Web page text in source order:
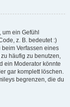
ein Gefühl
z. B. bedeutet :)
Verfassen eines
häufig zu benutzen,
ein Moderator könnte
gar komplett löschen.
begrenzen, die du